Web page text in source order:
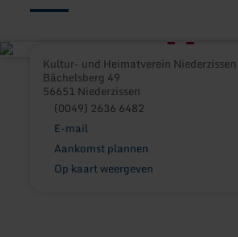
Kultur- und Heimatverein Niederzissen
Bächelsberg 49
56651 Niederzissen
(0049) 2636 6482
E-mail
Aankomst plannen
Op kaart weergeven